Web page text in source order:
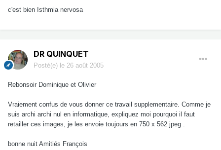
c'est bien Isthmia nervosa
DR QUINQUET
Posté(e) le 26 août 2005
Rebonsoir Dominique et Olivier
Vraiement confus de vous donner ce travail supplementaire. Comme je
suis archi archi nul en informatique, expliquez moi pourquoi il faut
retailler ces images, je les envoie toujours en 750 x 562 jpeg .
bonne nuit Amitiés François